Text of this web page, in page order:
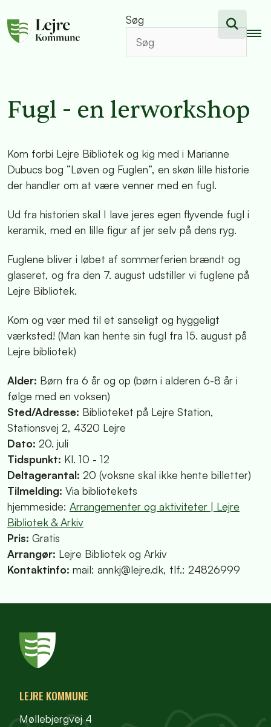
Søg
Fugl - en lerworkshop
Kom forbi Lejre Bibliotek og kig med i Marianne
Dubucs bog “Løven og Fuglen”, en skøn lille historie
der handler om at være venner med en fugl.
Ud fra historien skal I lave jeres egen flyvende fugl i
keramik, med en lille figur af jer selv på dens ryg.
Fuglene bliver i løbet af sommerferien brændt og
glaseret, og fra den 7. august udstiller vi fuglene på
Lejre Bibliotek.
Kom og vær med til et sanseligt og hyggeligt
værksted! (Man kan hente sin fugl fra 15. august på
Lejre bibliotek)
Alder: Børn fra 6 år og op (børn i alderen 6-8 år i
følge med en voksen)
Sted/Adresse: Biblioteket på Lejre Station,
Stationsvej 2, 4320 Lejre
Dato: 20. juli
Tidspunkt: Kl. 10 - 12
Deltagerantal: 20 (voksne skal ikke hente billetter)
Tilmelding: Via bibliotekets
hjemmeside: Arrangementer og aktiviteter | Lejre
Bibliotek & Arkiv
Pris: Gratis
Arrangør: Lejre Bibliotek og Arkiv
Kontaktinfo: mail: annkj@lejre.dk, tlf.: 24826999
LEJRE KOMMUNE
Møllebjergvej 4